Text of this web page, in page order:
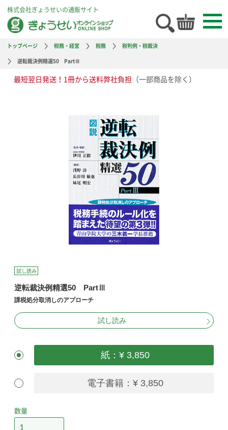
株式会社ぎょうせいの通販サイト
トップページ 税務・経営 税務
税判例・税裁決
逆転裁決例精選50 PartⅢ
最短翌日発送！1冊から送料弊社負担 （一部商品を除く）
試し読み
逆転裁決例精選50 PartⅢ
課税処分取消しのアプローチ
試し読み
紙：¥ 3,850
電子書籍：¥ 3,850
数量